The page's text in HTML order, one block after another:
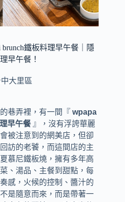
brunch鐵板料理早午餐｜隱
早午餐！
大里區
巷弄裡，有一間『 wpapa
早午餐』，沒有浮誇華麗
被注意到的網美店，但卻
訪的老饕，而這間店的主
慕尼鐵板燒，擁有多年高
、湯品、主餐到甜點，每
感，火候的控制、醬汁的
是隨意而來，而是帶著一